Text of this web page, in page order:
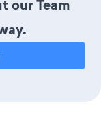
our Team